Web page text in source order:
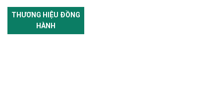
THƯƠNG HIỆU ĐỒNG
HÀNH